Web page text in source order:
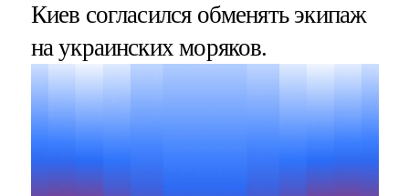
Киев согласился обменять экипаж
на украинских моряков.